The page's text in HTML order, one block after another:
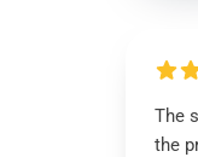
The
the